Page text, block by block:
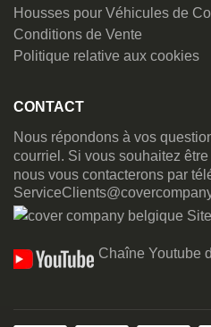
Housses pour Véhicules de
Conditions de Vente
Politique relative aux cookies
CONTACT
Nous répondons à vos
courriel. Si vous souhaitez
nous vous contacterons par
Chaîne Youtube